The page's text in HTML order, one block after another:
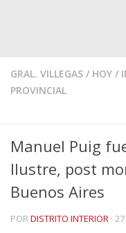
GRAL. VILLEGAS / HOY /
PROVINCIAL
Manuel Puig
Ilustre, post
Buenos Aires
PORDISTRITO INTERIOR ·